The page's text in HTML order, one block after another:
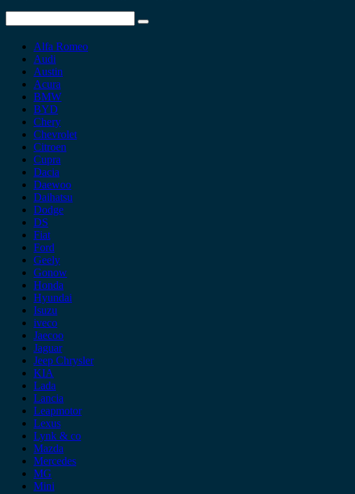
for:
Alfa Romeo
Audi
Austin
Acura
BMW
BYD
Chery
Chevrolet
Citroen
Cupra
Dacia
Daewoo
Daihatsu
Dodge
DS
Fiat
Ford
Geely
Gonow
Honda
Hyundai
Isuzu
iveco
Jaecoo
Jaguar
Jeep Chrysler
KIA
Lada
Lancia
Leapmotor
Lexus
Lynk & co
Mazda
Mercedes
MG
Mini